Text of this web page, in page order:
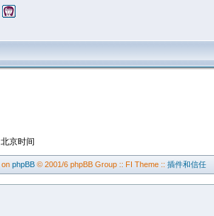
京时间
on phpBB © 2001/6 phpBB Group :: FI Theme :: 插件和信任